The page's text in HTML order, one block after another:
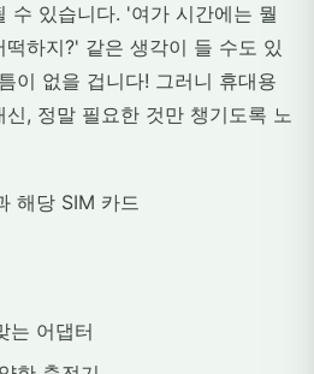
수 있습니다. '여가 시간에는 뭘
하지?' 같은 생각이 들 수도 있
이 없을 겁니다! 그러니 휴대용
, 정말 필요한 것만 챙기도록 노
해당 SIM 카드
는 어댑터